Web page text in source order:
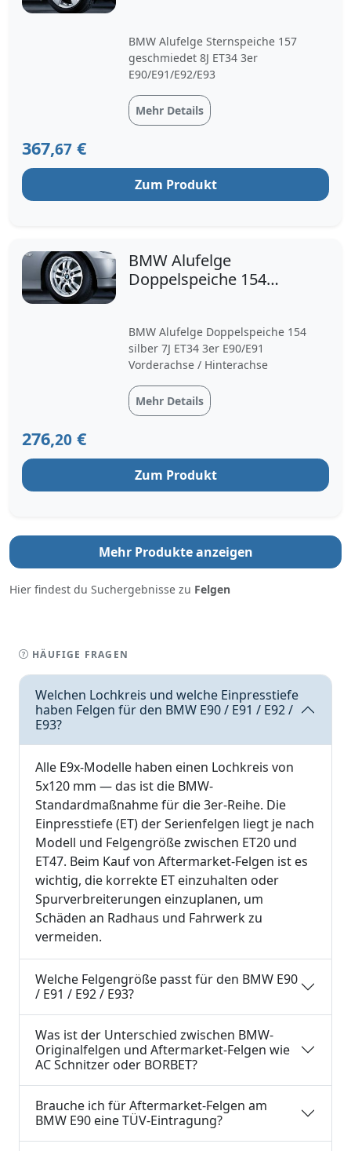
BMW Alufelge Sternspeiche 157
geschmiedet 8J ET34 3er
E90/E91/E92/E93
Mehr Details
367,67 €
Zum Produkt
BMW Alufelge
Doppelspeiche 154
BMW Alufelge Doppelspeiche 154
silber 7J ET34 3er E90/E91
Vorderachse / Hinterachse
Mehr Details
276,20 €
Zum Produkt
Mehr Produkte anzeigen
Hier findest du Suchergebnisse zu Felgen
HÄUFIGE FRAGEN
Welchen Lochkreis und welche Einpresstiefe
haben Felgen für den BMW E90 / E91 / E92 /
E93?
Alle E9x-Modelle haben einen Lochkreis von
5x120 mm — das ist die BMW-
Standardmaßnahme für die 3er-Reihe. Die
Einpresstiefe (ET) der Serienfelgen liegt je nach
Modell und Felgengröße zwischen ET20 und
ET47. Beim Kauf von Aftermarket-Felgen ist es
wichtig, die korrekte ET einzuhalten oder
Spurverbreiterungen einzuplanen, um
Schäden an Radhaus und Fahrwerk zu
vermeiden.
Welche Felgengröße passt für den BMW E90
/ E91 / E92 / E93?
Was ist der Unterschied zwischen BMW-
Originalfelgen und Aftermarket-Felgen wie
AC Schnitzer oder BORBET?
Brauche ich für Aftermarket-Felgen am
BMW E90 eine TÜV-Eintragung?